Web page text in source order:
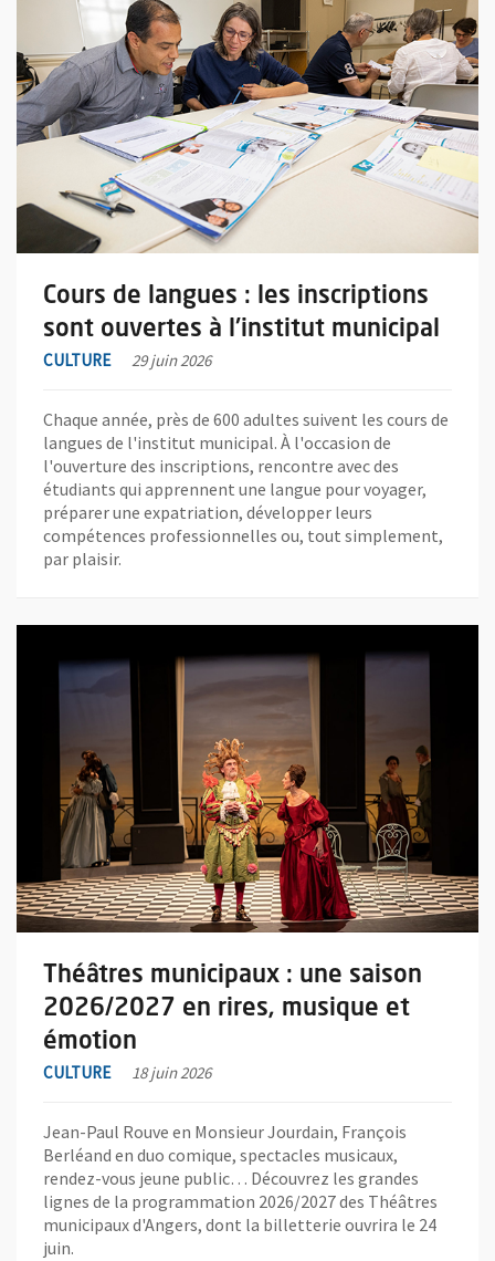
Cours de langues : les inscriptions
sont ouvertes à l'institut municipal
CULTURE 29 juin 2026
Chaque année, près de 600 adultes suivent les cours de
langues de l'institut municipal. À l'occasion de
l'ouverture des inscriptions, rencontre avec des
étudiants qui apprennent une langue pour voyager,
préparer une expatriation, développer leurs
compétences professionnelles ou, tout simplement,
par plaisir.
Théâtres municipaux : une saison
2026/2027 en rires, musique et
émotion
CULTURE 18 juin 2026
Jean-Paul Rouve en Monsieur Jourdain, François
Berléand en duo comique, spectacles musicaux,
rendez-vous jeune public… Découvrez les grandes
lignes de la programmation 2026/2027 des Théâtres
municipaux d'Angers, dont la billetterie ouvrira le 24
juin.